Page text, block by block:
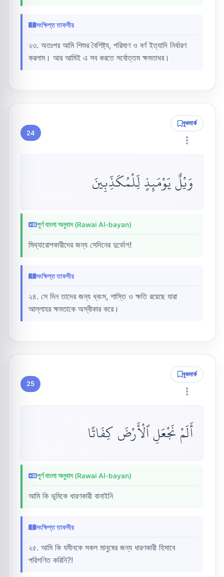
সংক্ষিপ্ত তাফসীর
২৩. অতঃপর আমি শিশুর বৈশিষ্ট্য, পরিমাণ ও বর্ণ ইত্যাদি নির্ধারণ
করলাম। আর আমিই এ সব করতে সর্বোত্তম ক্ষমতাধর।
24
বুকমার্ক
وَيْلٌ يَوْمَئِذٍ لِّلْمُكَذِّبِينَ
পূর্ণ বাংলা অনুবাদ (Rawai Al-bayan)
মিথ্যারোপকারীদের জন্য সেদিনের দুর্ভোগ!
সংক্ষিপ্ত তাফসীর
২৪. সে দিন তাদের জন্য ধ্বংস, শাস্তি ও ক্ষতি রয়েছে যারা
আল্লাহর ক্ষমতাকে অস্বীকার করে।
25
বুকমার্ক
أَلَمْ نَجْعَلِ ٱلْأَرْضَ كِفَاتًا
পূর্ণ বাংলা অনুবাদ (Rawai Al-bayan)
আমি কি ভূমিকে ধারণকারী বানাইনি
সংক্ষিপ্ত তাফসীর
২৫. আমি কি যমীনকে সকল মানুষের জন্য ধারণকারী হিসাবে
পরিগণিত করিনি?!